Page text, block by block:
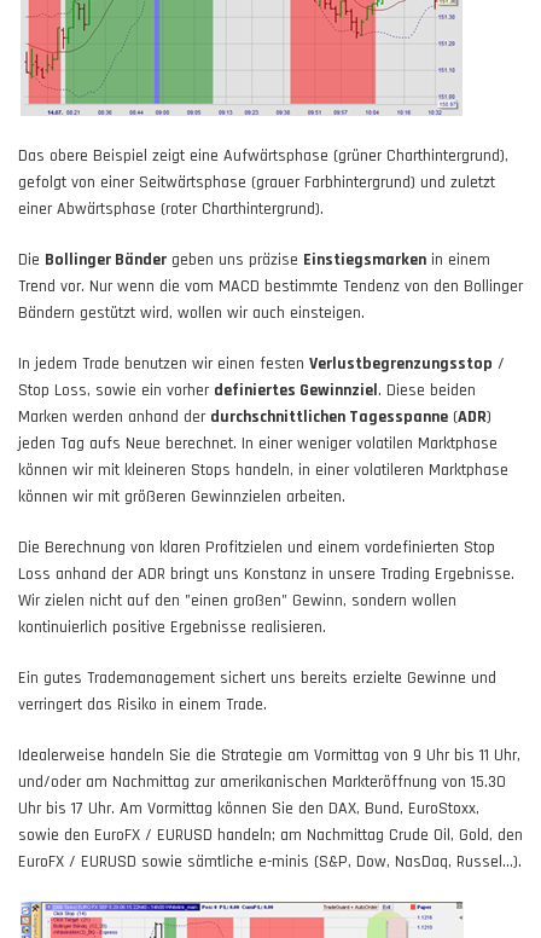
Das obere Beispiel zeigt eine Aufwärtsphase (grüner Charthintergrund),
gefolgt von einer Seitwärtsphase (grauer Farbhintergrund) und zuletzt
einer Abwärtsphase (roter Charthintergrund).
Die Bollinger Bänder geben uns präzise Einstiegsmarken in einem
Trend vor. Nur wenn die vom MACD bestimmte Tendenz von den Bollinger
Bändern gestützt wird, wollen wir auch einsteigen.
In jedem Trade benutzen wir einen festen Verlustbegrenzungsstop /
Stop Loss, sowie ein vorher definiertes Gewinnziel. Diese beiden
Marken werden anhand der durchschnittlichen Tagesspanne (ADR)
jeden Tag aufs Neue berechnet. In einer weniger volatilen Marktphase
können wir mit kleineren Stops handeln, in einer volatileren Marktphase
können wir mit größeren Gewinnzielen arbeiten.
Die Berechnung von klaren Profitzielen und einem vordefinierten Stop
Loss anhand der ADR bringt uns Konstanz in unsere Trading Ergebnisse.
Wir zielen nicht auf den "einen großen" Gewinn, sondern wollen
kontinuierlich positive Ergebnisse realisieren.
Ein gutes Trademanagement sichert uns bereits erzielte Gewinne und
verringert das Risiko in einem Trade.
Idealerweise handeln Sie die Strategie am Vormittag von 9 Uhr bis 11 Uhr,
und/oder am Nachmittag zur amerikanischen Markteröffnung von 15.30
Uhr bis 17 Uhr. Am Vormittag können Sie den DAX, Bund, EuroStoxx,
sowie den EuroFX / EURUSD handeln; am Nachmittag Crude Oil, Gold, den
EuroFX / EURUSD sowie sämtliche e-minis (S&P, Dow, NasDaq, Russel...).